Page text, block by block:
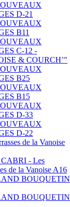
D-21
B11
C-12 -
& COURCH’"
B25
B15
D-33
D-22
de la Vanoise
- Les
de la Vanoise A16
BOUQUETIN
BOUQUETIN